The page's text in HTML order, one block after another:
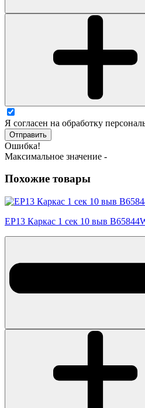
Я согласен на обработку
Отправить
Ошибка!
Максимальное значение -
Похожие товары
EP13 Каркас 1 сек 10 выв